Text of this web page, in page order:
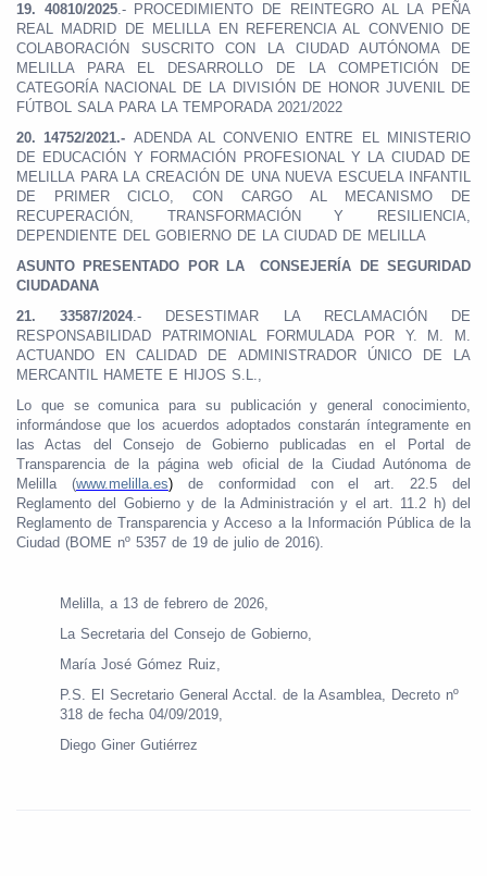
19. 40810/2025.- PROCEDIMIENTO DE REINTEGRO AL LA PEÑA
REAL MADRID DE MELILLA EN REFERENCIA AL CONVENIO DE
COLABORACIÓN SUSCRITO CON LA CIUDAD AUTÓNOMA DE
MELILLA PARA EL DESARROLLO DE LA COMPETICIÓN DE
CATEGORÍA NACIONAL DE LA DIVISIÓN DE HONOR JUVENIL DE
FÚTBOL SALA PARA LA TEMPORADA 2021/2022
20.14752/2021.- ADENDA AL CONVENIO ENTRE EL MINISTERIO
DE EDUCACIÓN Y FORMACIÓN PROFESIONAL Y LA CIUDAD DE
MELILLA PARA LA CREACIÓN DE UNA NUEVA ESCUELA INFANTIL
DE PRIMER CICLO, CON CARGO AL MECANISMO DE
RECUPERACIÓN, TRANSFORMACIÓN Y RESILIENCIA,
DEPENDIENTE DEL GOBIERNO DE LA CIUDAD DE MELILLA
ASUNTO PRESENTADO POR LA CONSEJERÍA DE SEGURIDAD
CIUDADANA
21.33587/2024.- DESESTIMAR LA RECLAMACIÓN DE
RESPONSABILIDAD PATRIMONIAL FORMULADA POR Y. M. M.
ACTUANDO EN CALIDAD DE ADMINISTRADOR ÚNICO DE LA
MERCANTIL HAMETE E HIJOS S.L.,
Lo que se comunica para su publicación y general conocimiento,
informándose que los acuerdos adoptados constarán íntegramente en
las Actas del Consejo de Gobierno publicadas en el Portal de
Transparencia de la página web oficial de la Ciudad Autónoma de
Melilla (www.melilla.es)de conformidad con el art. 22.5 del
Reglamento del Gobierno y de la Administración y el art. 11.2 h) del
Reglamento de Transparencia y Acceso a la Información Pública de la
Ciudad (BOME nº 5357 de 19 de julio de 2016).
Melilla, a 13 de febrero de 2026,
La Secretaria del Consejo de Gobierno,
María José Gómez Ruiz,
P.S. El Secretario General Acctal. de la Asamblea, Decreto nº
318 de fecha 04/09/2019,
Diego Giner Gutiérrez